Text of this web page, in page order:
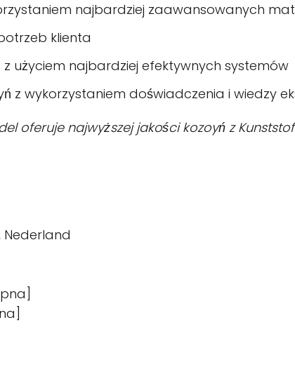
najbardziej zaawansowanych
klienta
użyciem najbardziej efektywnych systemów
z wykorzystaniem doświadczenia i wiedzy
oferuje najwyższej jakości kozoyń z
Nederland